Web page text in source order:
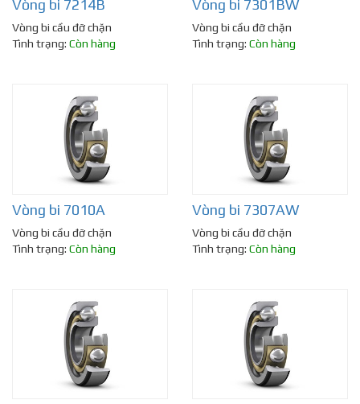
Vòng bi 7214B
Vòng bi cầu đỡ chặn
Tình trạng: Còn hàng
Vòng bi 7301BW
Vòng bi cầu đỡ chặn
Tình trạng: Còn hàng
Vòng bi 7010A
Vòng bi cầu đỡ chặn
Tình trạng: Còn hàng
Vòng bi 7307AW
Vòng bi cầu đỡ chặn
Tình trạng: Còn hàng